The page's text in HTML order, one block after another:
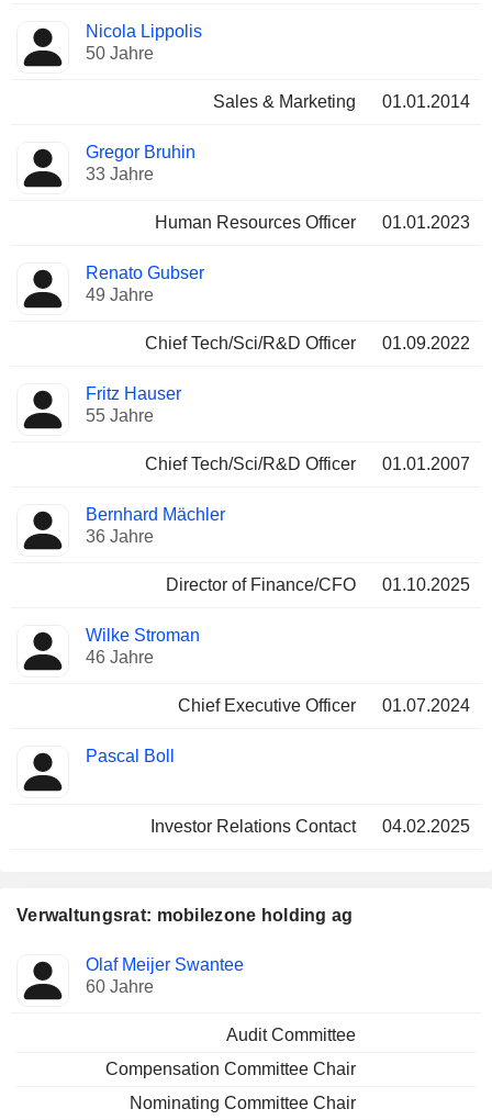
Nicola Lippolis
50 Jahre
Sales & Marketing 01.01.2014
Gregor Bruhin
33 Jahre
Human Resources Officer 01.01.2023
Renato Gubser
49 Jahre
Chief Tech/Sci/R&D Officer 01.09.2022
Fritz Hauser
55 Jahre
Chief Tech/Sci/R&D Officer 01.01.2007
Bernhard Mächler
36 Jahre
Director of Finance/CFO 01.10.2025
Wilke Stroman
46 Jahre
Chief Executive Officer 01.07.2024
Pascal Boll
Investor Relations Contact 04.02.2025
Verwaltungsrat: mobilezone holding ag
Verwaltungsratsmitglied Ausschüsse
Olaf Meijer Swantee
60 Jahre
Audit Committee
Compensation Committee Chair
Nominating Committee Chair